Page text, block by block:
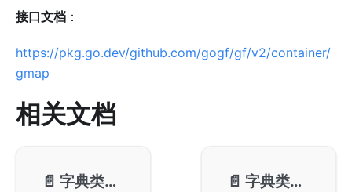
接口文档 ：
https://pkg.go.dev/github.com/gogf/gf/v2/container/
gmap
相关文档
📄️ 字典类型-基本使用 📄️ 字典类型-性能测试